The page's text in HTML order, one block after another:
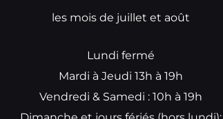
les mois de juillet et août
Lundi fermé
Mardi à Jeudi 13h à 19h
Vendredi & Samedi : 10h à 19h